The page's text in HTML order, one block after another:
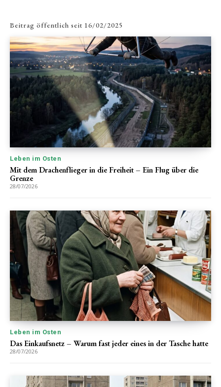
Beitrag öffentlich seit 16/02/2025
Leben im Osten
Mit dem Drachenflieger in die Freiheit – Ein Flug über die
Grenze
28/07/2026
Leben im Osten
Das Einkaufsnetz – Warum fast jeder eines in der Tasche hatte
28/07/2026